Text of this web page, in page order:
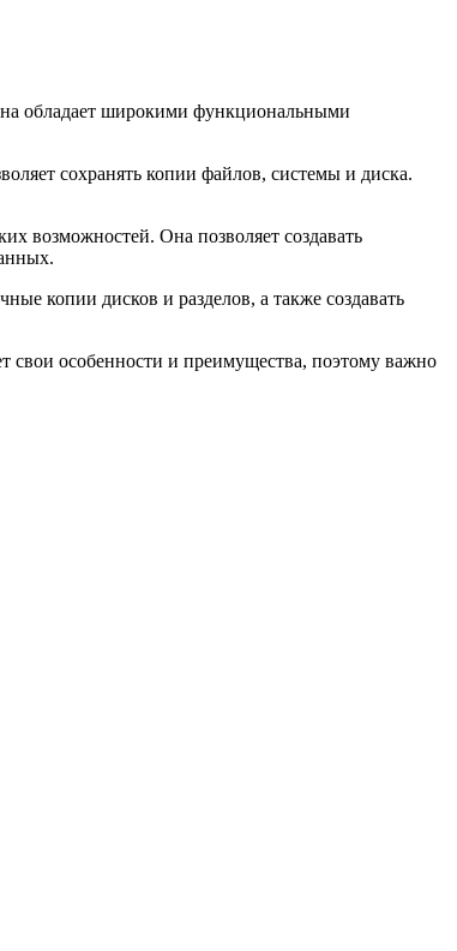
обладает широкими функциональными
сохранять копии файлов, системы и диска.
возможностей. Она позволяет создавать
копии дисков и разделов, а также создавать
свои особенности и преимущества, поэтому важно